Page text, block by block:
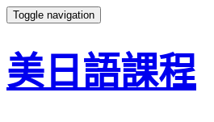
Toggle navigation
美日語課程